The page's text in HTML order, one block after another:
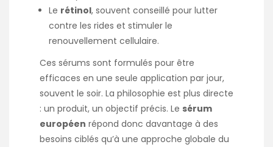
Le rétinol, souvent conseillé pour lutter
contre les rides et stimuler le
renouvellement cellulaire.
Ces sérums sont formulés pour être
efficaces en une seule application par jour,
souvent le soir. La philosophie est plus directe
: un produit, un objectif précis. Le sérum
européen répond donc davantage à des
besoins ciblés qu’à une approche globale du